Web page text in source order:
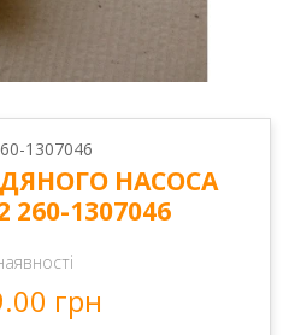
1307046
НАСОСА
260-1307046
грн